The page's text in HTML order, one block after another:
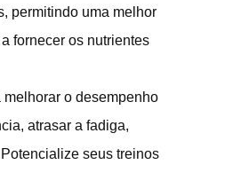
permitindo uma melhor
fornecer os nutrientes
o desempenho
atrasar a fadiga,
seus treinos